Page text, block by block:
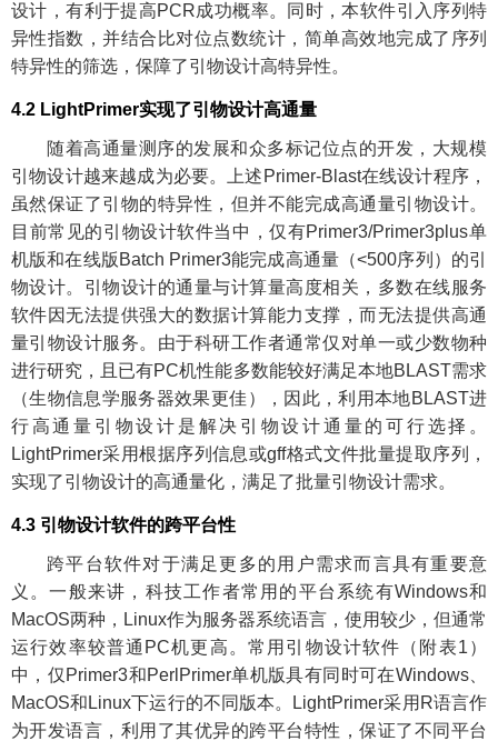
设计，有利于提高PCR成功概率。同时，本软件引入序列特
异性指数，并结合比对位点数统计，简单高效地完成了序列
特异性的筛选，保障了引物设计高特异性。
4.2 LightPrimer实现了引物设计高通量
随着高通量测序的发展和众多标记位点的开发，大规模
引物设计越来越成为必要。上述Primer-Blast在线设计程序，
虽然保证了引物的特异性，但并不能完成高通量引物设计。
目前常见的引物设计软件当中，仅有Primer3/Primer3plus单
机版和在线版Batch Primer3能完成高通量（<500序列）的引
物设计。引物设计的通量与计算量高度相关，多数在线服务
软件因无法提供强大的数据计算能力支撑，而无法提供高通
量引物设计服务。由于科研工作者通常仅对单一或少数物种
进行研究，且已有PC机性能多数能较好满足本地BLAST需求
（生物信息学服务器效果更佳），因此，利用本地BLAST进
行高通量引物设计是解决引物设计通量的可行选择。
LightPrimer采用根据序列信息或gff格式文件批量提取序列，
实现了引物设计的高通量化，满足了批量引物设计需求。
4.3 引物设计软件的跨平台性
跨平台软件对于满足更多的用户需求而言具有重要意
义。一般来讲，科技工作者常用的平台系统有Windows和
MacOS两种，Linux作为服务器系统语言，使用较少，但通常
运行效率较普通PC机更高。常用引物设计软件（附表1）
中，仅Primer3和PerlPrimer单机版具有同时可在Windows、
MacOS和Linux下运行的不同版本。LightPrimer采用R语言作
为开发语言，利用了其优异的跨平台特性，保证了不同平台